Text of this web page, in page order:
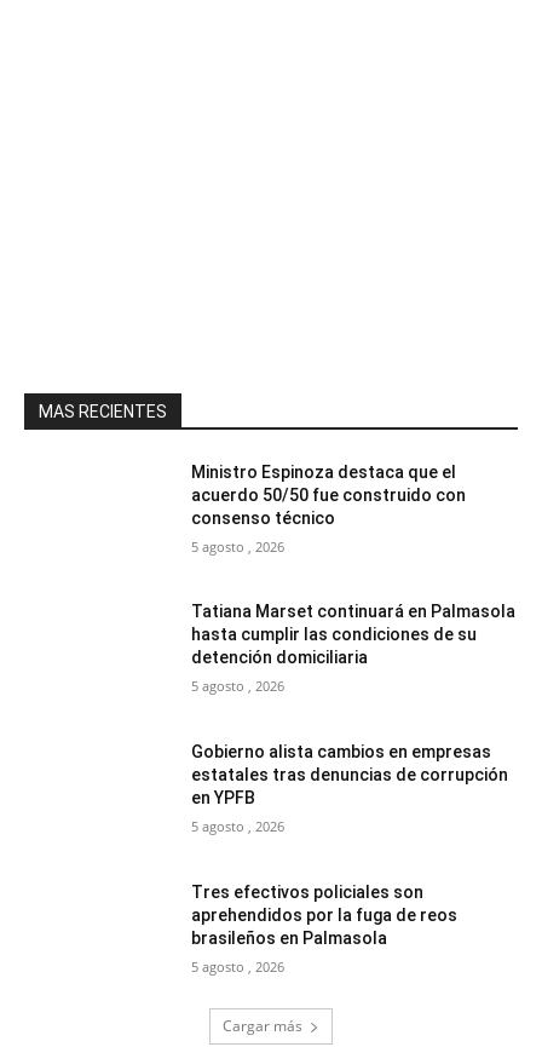
MAS RECIENTES
Ministro Espinoza destaca que el
acuerdo 50/50 fue construido con
consenso técnico
5 agosto , 2026
Tatiana Marset continuará en Palmasola
hasta cumplir las condiciones de su
detención domiciliaria
5 agosto , 2026
Gobierno alista cambios en empresas
estatales tras denuncias de corrupción
en YPFB
5 agosto , 2026
Tres efectivos policiales son
aprehendidos por la fuga de reos
brasileños en Palmasola
5 agosto , 2026
Cargar más